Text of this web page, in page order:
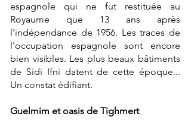
espagnole qui ne fut restituée au
Royaume que 13 ans après
l'indépendance de 1956. Les traces de
l'occupation espagnole sont encore
bien visibles. Les plus beaux bâtiments
de Sidi Ifni datent de cette époque...
Un constat édifiant.
Guelmim et oasis de Tighmert